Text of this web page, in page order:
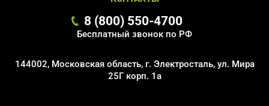
8 (800) 550-4700
Бесплатный звонок по РФ
144002, Московская область, г. Электросталь, ул. Мира
25Г корп. 1а